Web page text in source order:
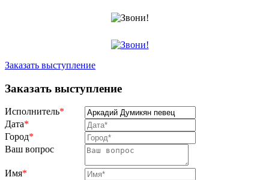
Заказать выступление
Заказать выступление
Исполнитель*
Дата*
Город*
Ваш вопрос
Имя*